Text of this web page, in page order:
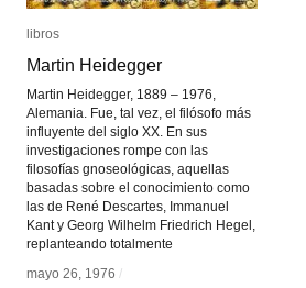
libros
Martin Heidegger
Martin Heidegger, 1889 – 1976,
Alemania. Fue, tal vez, el filósofo más
influyente del siglo XX. En sus
investigaciones rompe con las
filosofías gnoseológicas, aquellas
basadas sobre el conocimiento como
las de René Descartes, Immanuel
Kant y Georg Wilhelm Friedrich Hegel,
replanteando totalmente
mayo 26, 1976 /
libros
Martin Heidegger
mayo 26, 1976 /